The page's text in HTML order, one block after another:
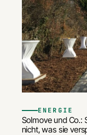
ENERGIE
Solmove und Co.:
nicht, was sie